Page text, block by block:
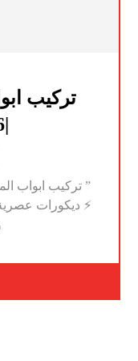
تركيب
|0544675066
” تركيب ابواب
⚡ ديكورات